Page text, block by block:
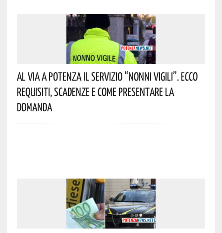
Al Via A Potenza Il Servizio “Nonni Vigili”. Ecco
Requisiti, Scadenze E Come Presentare La
Domanda